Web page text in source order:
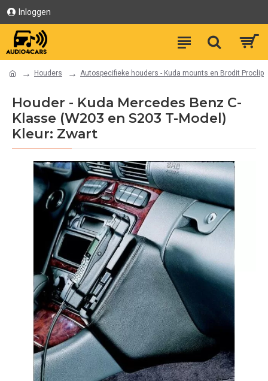
Inloggen
Houders Autospecifieke houders - Kuda mounts en Brodit Proclip
Houder - Kuda Mercedes Benz C-
Klasse (W203 en S203 T-Model)
Kleur: Zwart